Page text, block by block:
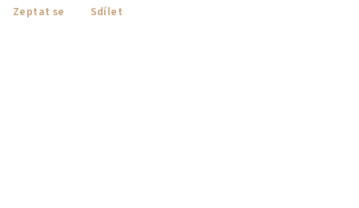
Zeptat se Sdílet